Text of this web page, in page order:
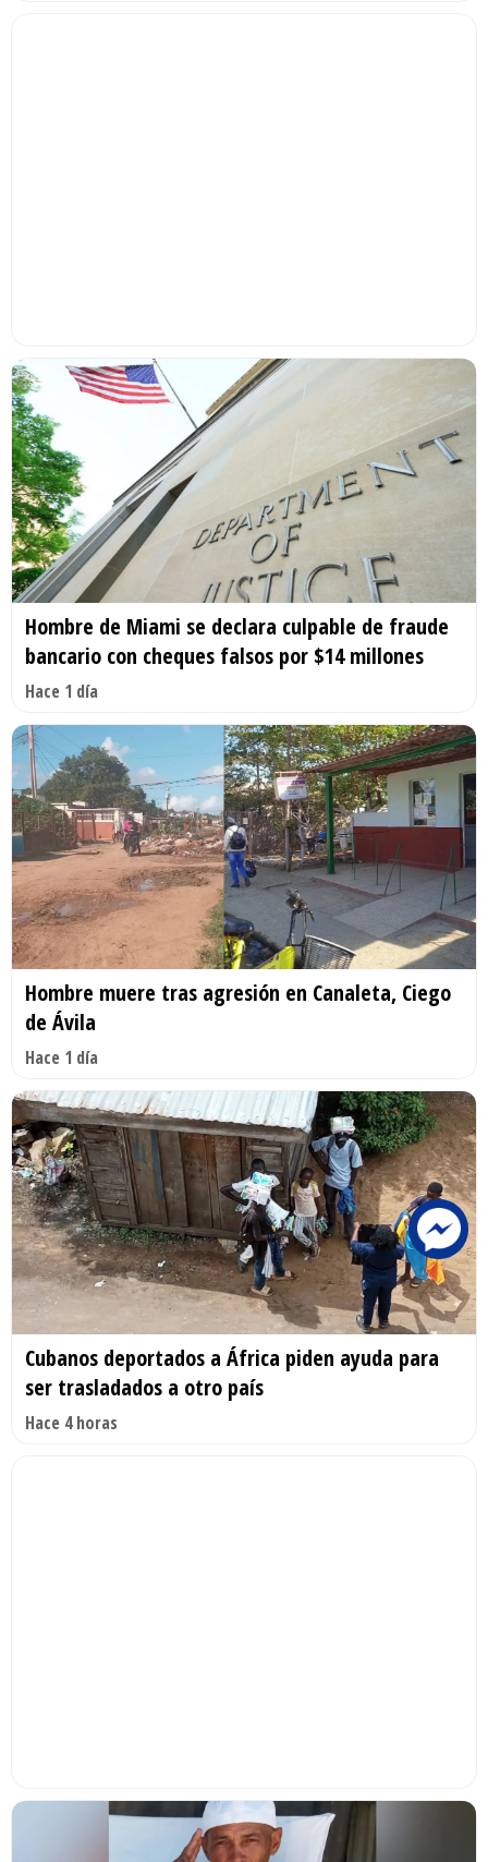
Hombre de Miami se declara culpable de fraude
bancario con cheques falsos por $14 millones
Hace 1 día
Hombre muere tras agresión en Canaleta, Ciego
de Ávila
Hace 1 día
Cubanos deportados a África piden ayuda para
ser trasladados a otro país
Hace 4 horas